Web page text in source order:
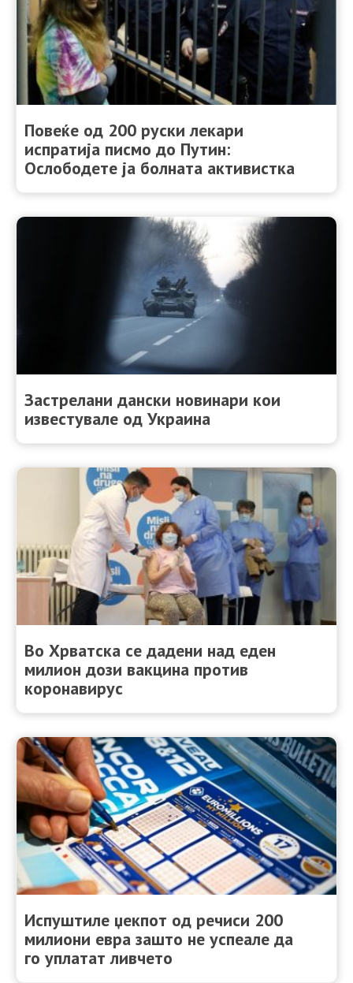
Повеќе од 200 руски лекари
испратија писмо до Путин:
Ослободете ја болната активистка
Застрелани дански новинари кои
известувале од Украина
Во Хрватска се дадени над еден
милион дози вакцина против
коронавирус
Испуштиле џекпот од речиси 200
милиони евра зашто не успеале да
го уплатат ливчето